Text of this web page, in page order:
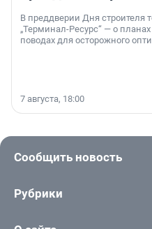
В преддверии Дня
„Терминал-Ресурс“ — о
поводах для осторожного
7 августа, 18:00
Сообщить новость
Рубрики